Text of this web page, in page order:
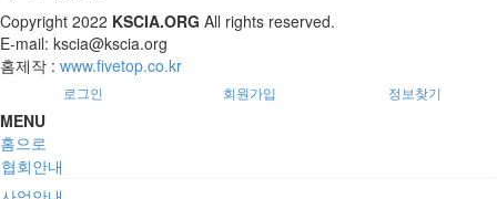
Copyright 2022 KSCIA.ORG All rights reserved.
E-mail: kscia@kscia.org
홈제작 : www.fivetop.co.kr
로그인 회원가입 정보찾기
MENU
홈으로
협회안내